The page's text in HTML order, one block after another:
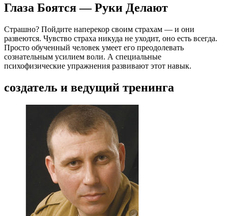
Глаза Боятся — Руки Делают
Страшно? Пойдите наперекор своим страхам — и они
развеются. Чувство страха никуда не уходит, оно есть всегда.
Просто обученный человек умеет его преодолевать
сознательным усилием воли. А специальные
психофизические упражнения развивают этот навык.
создатель и ведущий тренинга